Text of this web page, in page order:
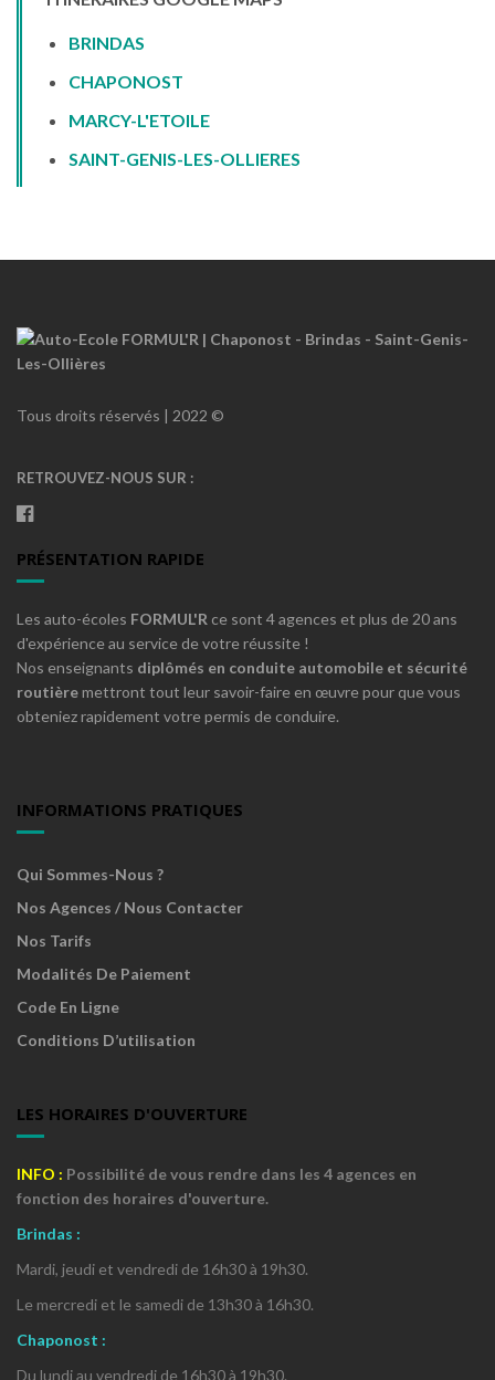
BRINDAS
CHAPONOST
MARCY-L'ETOILE
SAINT-GENIS-LES-OLLIERES
Tous droits réservés | 2022 ©
RETROUVEZ-NOUS SUR :
PRÉSENTATION RAPIDE
Les auto-écoles FORMUL'R ce sont 4 agences et plus de 20 ans
d'expérience au service de votre réussite !
Nos enseignants diplômés en conduite automobile et sécurité
routièremettront tout leur savoir-faire en œuvre pour que vous
obteniez rapidement votre permis de conduire.
INFORMATIONS PRATIQUES
Qui Sommes-Nous ?
Nos Agences / Nous Contacter
Nos Tarifs
Modalités De Paiement
Code En Ligne
Conditions D’utilisation
LES HORAIRES D'OUVERTURE
INFO : Possibilité de vous rendre dans les 4 agences en
fonction des horaires d'ouverture.
Brindas :
Mardi, jeudi et vendredi de 16h30 à 19h30.
Le mercredi et le samedi de 13h30 à 16h30.
Chaponost :
Du lundi au vendredi de 16h30 à 19h30.